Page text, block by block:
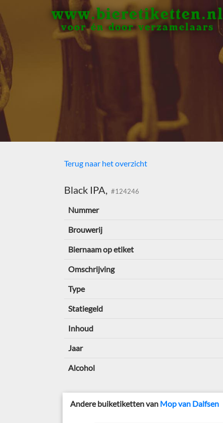
www.bieretiketten.nl
voor én door verzamelaars
Terug naar het overzicht
Black IPA, #124246
Nummer
Brouwerij
Biernaam op etiket
Omschrijving
Type
Statiegeld
Inhoud
Jaar
Alcohol
Andere buiketiketten van Mop van Dalfsen